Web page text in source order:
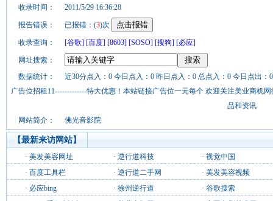
收录时间： 2011/5/29 16:36:28
报告错误： 已报错：(3)次
收录查询： [谷歌] [百度] [8603] [SOSO] [搜狗] [必应]
网址搜索：
数据统计：
近30分点入：0 今日点入：0 昨日点入：0 总点入：0 今日点出：
广告位招租11-------------特大优惠！本站链接广告位一元每个 欢迎关注美业商机
品和资讯
网站简介：
佛光音影院
【最新来访网站】
· 美发美容网址 · 逆行道科技 · 视觉中国
· 百度工具栏 · 逆行道二手网 · 美发美容视频
· 必应bing · 徐州逆行道 · 谷歌搜索